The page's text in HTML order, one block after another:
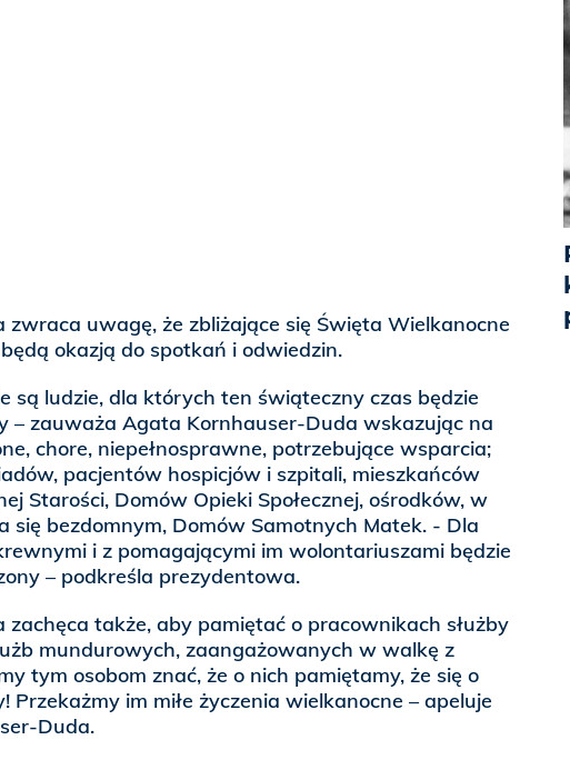
zwraca uwagę, że zbliżające się Święta Wielkanocne
okazją do spotkań i odwiedzin.
są ludzie, dla których ten świąteczny czas będzie
– zauważa Agata Kornhauser-Duda wskazując na
chore, niepełnosprawne, potrzebujące wsparcia;
pacjentów hospicjów i szpitali, mieszkańców
Starości, Domów Opieki Społecznej, ośrodków, w
się bezdomnym, Domów Samotnych Matek. - Dla
i z pomagającymi im wolontariuszami będzie
– podkreśla prezydentowa.
zachęca także, aby pamiętać o pracownikach służby
mundurowych, zaangażowanych w walkę z
tym osobom znać, że o nich pamiętamy, że się o
Przekażmy im miłe życzenia wielkanocne – apeluje
Duda.